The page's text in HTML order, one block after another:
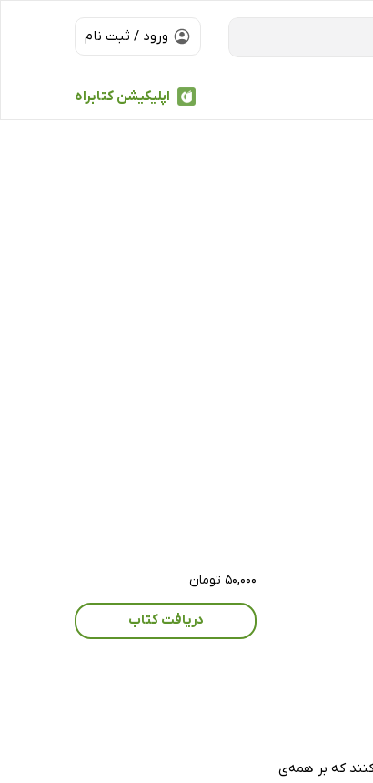
ورود / ثبت نام
اپلیکیشن کتابراه
که بر همه‌ی
۵۰,۰۰۰ تومان
دریافت کتاب